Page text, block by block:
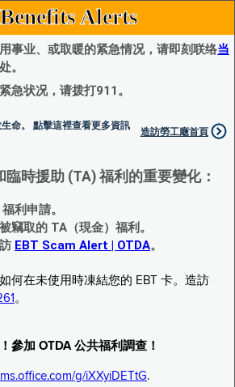
Alerts
事业、或取暖的紧急情况，请即刻联络当
。
急状况，请拨打911。
命。 點擊這裡查看更多資訊
造訪勞工廰首頁
臨時援助 (TA) 福利的重要變化：
利申請。
竊取的 TA（現金）福利。
EBT Scam Alert | OTDA。
何在未使用時凍結您的 EBT 卡。造訪
。
參加 OTDA 公共福利調查！
g/iXXyiDETtG.